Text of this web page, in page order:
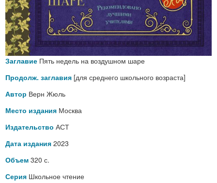
Заглавие Пять недель на воздушном шаре
Продолж. заглавия [для среднего школьного возраста]
Автор Верн Жюль
Место издания Москва
Издательство АСТ
Дата издания 2023
Объем 320 с.
Серия Школьное чтение